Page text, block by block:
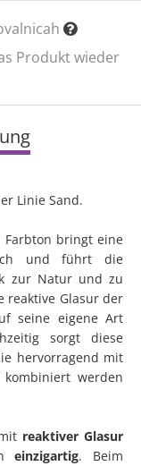
Produkt wieder
Linie Sand.
bringt eine
und führt die
zur Natur und zu
reaktive Glasur der
seine eigene Art
sorgt diese
hervorragend mit
werden
reaktiver Glasur
einzigartig. Beim